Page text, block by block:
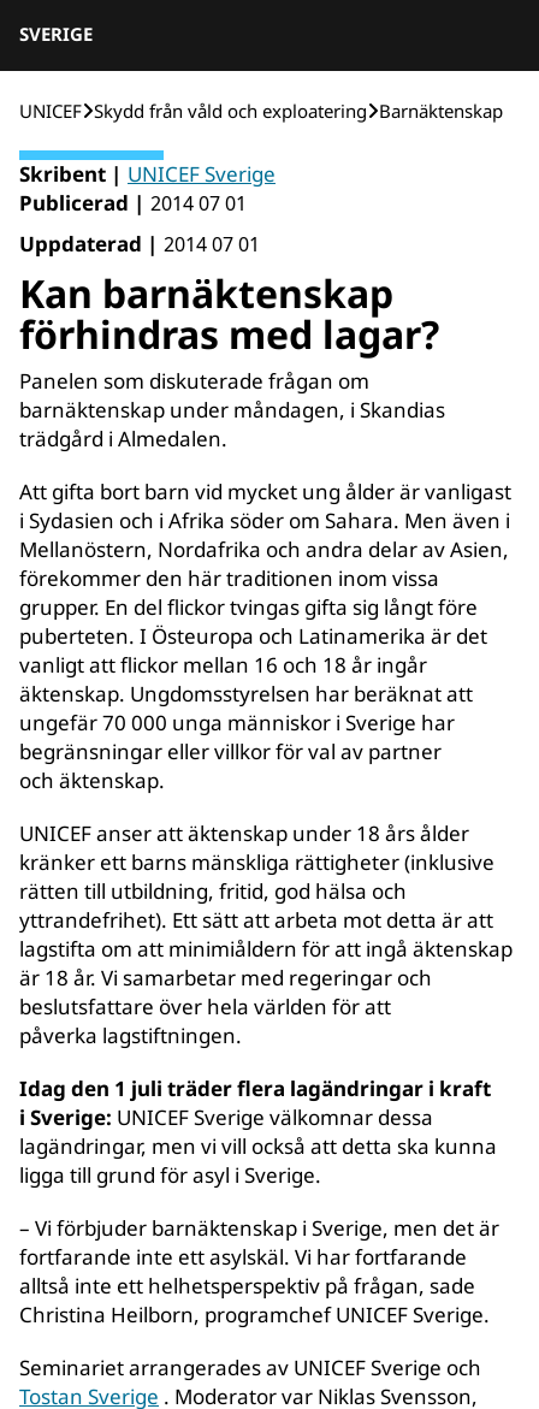
SVERIGE
UNICEF Skydd från våld och exploatering Barnäktenskap
Skribent | UNICEF Sverige
Publicerad | 2014 07 01
Uppdaterad | 2014 07 01
Kan barnäktenskap
förhindras med lagar?
Panelen som diskuterade frågan om
barnäktenskap under måndagen, i Skandias
trädgård i Almedalen.
Att gifta bort barn vid mycket ung ålder är vanligast
i Sydasien och i Afrika söder om Sahara. Men även i
Mellanöstern, Nordafrika och andra delar av Asien,
förekommer den här traditionen inom vissa
grupper. En del flickor tvingas gifta sig långt före
puberteten. I Östeuropa och Latinamerika är det
vanligt att flickor mellan 16 och 18 år ingår
äktenskap. Ungdomsstyrelsen har beräknat att
ungefär 70 000 unga människor i Sverige har
begränsningar eller villkor för val av partner
och äktenskap.
UNICEF anser att äktenskap under 18 års ålder
kränker ett barns mänskliga rättigheter (inklusive
rätten till utbildning, fritid, god hälsa och
yttrandefrihet). Ett sätt att arbeta mot detta är att
lagstifta om att minimiåldern för att ingå äktenskap
är 18 år. Vi samarbetar med regeringar och
beslutsfattare över hela världen för att
påverka lagstiftningen.
Idag den 1 juli träder flera lagändringar i kraft
i Sverige: UNICEF Sverige välkomnar dessa
lagändringar, men vi vill också att detta ska kunna
ligga till grund för asyl i Sverige.
– Vi förbjuder barnäktenskap i Sverige, men det är
fortfarande inte ett asylskäl. Vi har fortfarande
alltså inte ett helhetsperspektiv på frågan, sade
Christina Heilborn, programchef UNICEF Sverige.
Seminariet arrangerades av UNICEF Sverige och
Tostan Sverige . Moderator var Niklas Svensson,